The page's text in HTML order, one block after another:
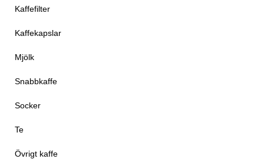
Kaffefilter
Kaffekapslar
Mjölk
Snabbkaffe
Socker
Te
Övrigt kaffe